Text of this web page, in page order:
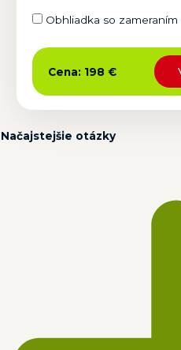
Obhliadka so
Cena: 198 €
Načajstejšie otázky